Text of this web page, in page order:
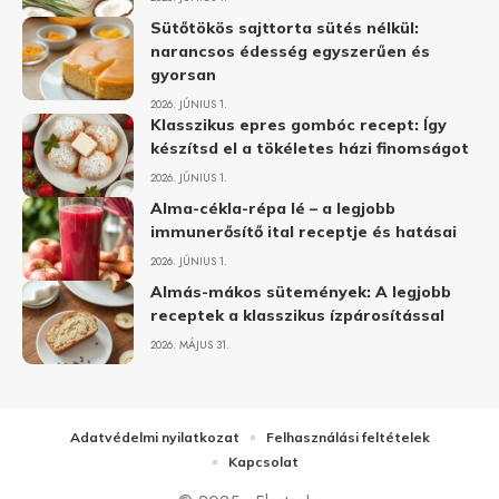
Sütőtökös sajttorta sütés nélkül:
narancsos édesség egyszerűen és
gyorsan
2026. JÚNIUS 1.
Klasszikus epres gombóc recept: Így
készítsd el a tökéletes házi finomságot
2026. JÚNIUS 1.
Alma-cékla-répa lé – a legjobb
immunerősítő ital receptje és hatásai
2026. JÚNIUS 1.
Almás-mákos sütemények: A legjobb
receptek a klasszikus ízpárosítással
2026. MÁJUS 31.
Adatvédelmi nyilatkozat
Felhasználási feltételek
Kapcsolat